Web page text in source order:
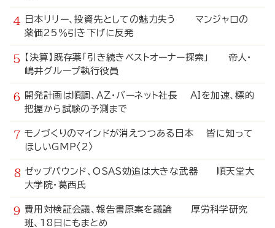
日本リリー、投資先としての魅力失う マンジャロの
薬価25％引き下げに反発
【決算】既存薬「引き続きベストオーナー探索」 帝人・
嶋井グループ執行役員
開発計画は順調、AZ・バーネット社長 AIを加速、標的
把握から試験の予測まで
モノづくりのマインドが消えつつある日本 皆に知って
ほしいGMP〈2〉
ゼップバウンド、OSAS効追は大きな武器 順天堂大
大学院・葛西氏
費用対検証会議、報告書原案を議論 厚労科学研究
班、18日にもまとめ